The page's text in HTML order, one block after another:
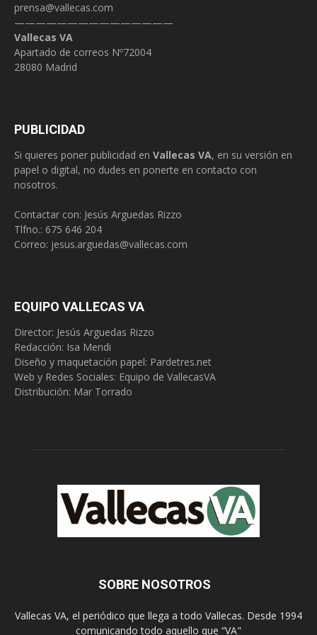
prensa@vallecas.com
———————————————
Vallecas VA
Apartado de correos Nº72004
28080 Madrid
PUBLICIDAD
Si quieres poner publicidad en Vallecas VA, en su versión en
papel o digital, no dudes en ponerte en contacto con
nosotros.
Contactar con: Jesús Arguedas Rizzo
Tlfno.: 675 646 204
Correo: jesus.arguedas@vallecas.com
EQUIPO VALLECAS VA
Director: Jesús Arguedas Rizzo
Redacción: Isa Mendi
Diseño y maquetación papel: Pardetres.net
Web y Redes Sociales: Equipo de VallecasVA
Distribución: Mar Torrado
SOBRE NOSOTROS
Vallecas VA, el periódico que llega a todo Vallecas. Desde 1994
comunicando todo aquello que “VA"